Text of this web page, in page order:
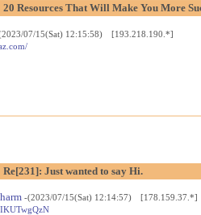
20 Resources That Will Make You More
07/15(Sat) 12:15:58) [193.218.190.*]
Re[231]: Just wanted to say Hi.
-(2023/07/15(Sat) 12:14:57) [178.159.37.*]